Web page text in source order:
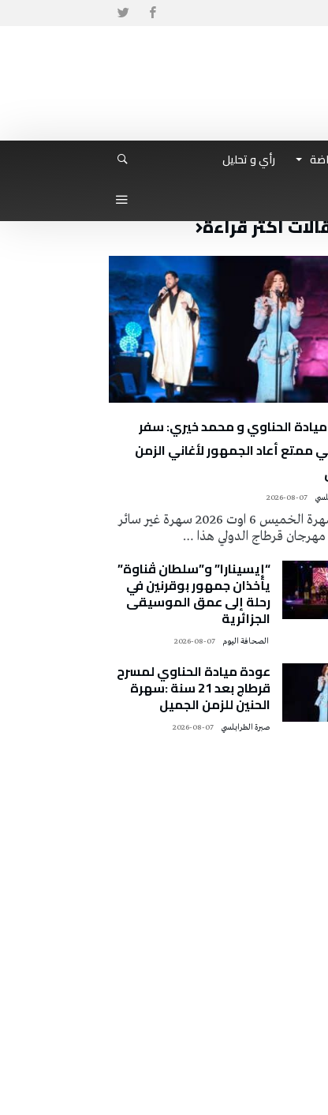
رأي و تحليل
أكثر قراءة
الحناوي و محمد خيري: سفر
أعاد الجمهور لأغاني الزمن
2026-08-07
كانت سهرة الخميس 6 اوت 2026 سهرة غير سائر
قرطاج الدولي هذا …
“إيسينارا” و”سلطان ڤناوة”
يأخذان جمهور بوقرنين في
رحلة إلى عمق الموسيقى
الجزائرية
2026-08-07
عودة ميادة الحناوي لمسرح
قرطاج بعد 21 سنة :سهرة
الحنين للزمن الجميل
صبرة الطرابلسي 2026-08-07